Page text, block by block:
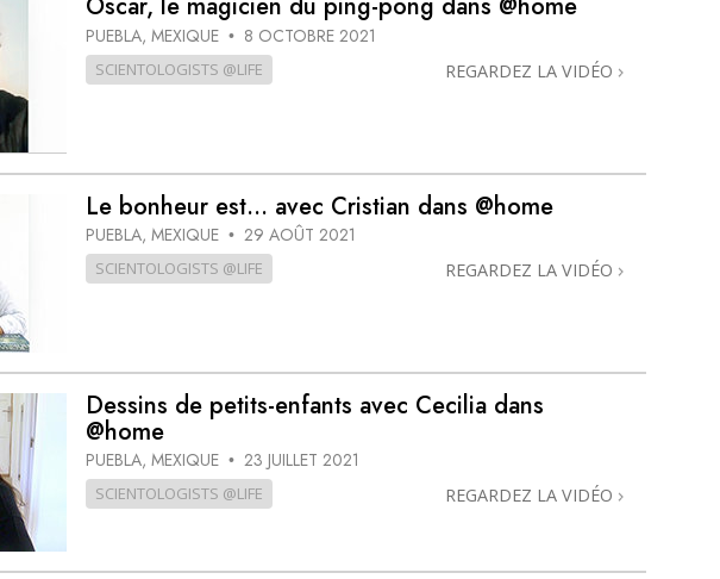
La technologie
Oscar, le magicien du ping-pong dans @home
PUEBLA, MEXIQUE • 8 OCTOBRE 2021
SCIENTOLOGISTS @LIFE REGARDEZ LA VIDÉO
Le bonheur est... avec Cristian dans @home
PUEBLA, MEXIQUE • 29 AOÛT 2021
SCIENTOLOGISTS @LIFE REGARDEZ LA VIDÉO
Dessins de petits-enfants avec Cecilia dans
@home
PUEBLA, MEXIQUE • 23 JUILLET 2021
SCIENTOLOGISTS @LIFE REGARDEZ LA VIDÉO